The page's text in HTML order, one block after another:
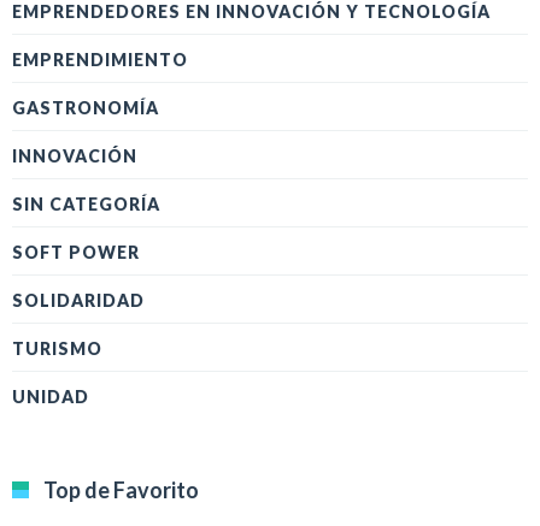
EMPRENDEDORES EN INNOVACIÓN Y TECNOLOGÍA
EMPRENDIMIENTO
GASTRONOMÍA
INNOVACIÓN
SIN CATEGORÍA
SOFT POWER
SOLIDARIDAD
TURISMO
UNIDAD
Top de Favorito